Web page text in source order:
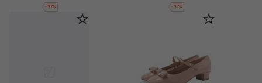
-30% -30%